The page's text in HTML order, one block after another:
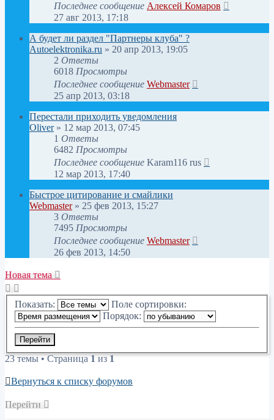
Последнее сообщение Алексей Комаров
27 авг 2013, 17:18
А будет ли раздел "Партнеры клуба" ?
Autoelektronika.ru » 20 апр 2013, 19:05
2 Ответы
6018 Просмотры
Последнее сообщение Webmaster
25 апр 2013, 03:18
Перестали приходить уведомления
Oliver» 12 мар 2013, 07:45
1 Ответы
6482 Просмотры
Последнее сообщение Karam116 rus
12 мар 2013, 17:40
Быстрое цитирование и смайлики
Webmaster» 25 фев 2013, 15:27
3 Ответы
7495 Просмотры
Последнее сообщение Webmaster
26 фев 2013, 14:50
Новая тема
Показать:
Поле сортировки:
Порядок:
23 темы • Страница 1 из 1
Вернуться к списку форумов
Перейти